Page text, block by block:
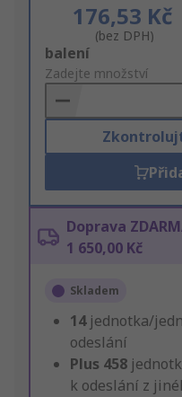
176,53 Kč
(bez DPH)
Add
to
Basket
balení
Zadejte množství
Doprava
1 650,00 Kč
Skladem
14 jednotka/
odeslání
Plus 458
k odeslání z